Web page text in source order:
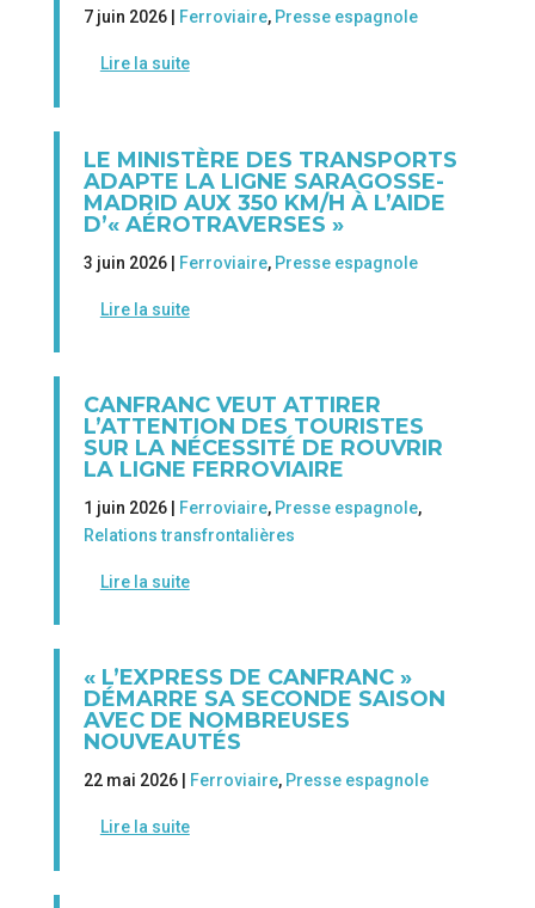
7 juin 2026 | Ferroviaire, Presse espagnole
Lire la suite
LE MINISTÈRE DES TRANSPORTS
ADAPTE LA LIGNE SARAGOSSE-
MADRID AUX 350 KM/H À L’AIDE
D’« AÉROTRAVERSES »
3 juin 2026 | Ferroviaire, Presse espagnole
Lire la suite
CANFRANC VEUT ATTIRER
L’ATTENTION DES TOURISTES
SUR LA NÉCESSITÉ DE ROUVRIR
LA LIGNE FERROVIAIRE
1 juin 2026 | Ferroviaire, Presse espagnole,
Relations transfrontalières
Lire la suite
« L’EXPRESS DE CANFRANC »
DÉMARRE SA SECONDE SAISON
AVEC DE NOMBREUSES
NOUVEAUTÉS
22 mai 2026 | Ferroviaire, Presse espagnole
Lire la suite